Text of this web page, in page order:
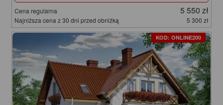
Cena regularna 5 550 zł
Najniższa cena z 30 dni przed obniżką 5 300 zł
KOD: ONLINE200